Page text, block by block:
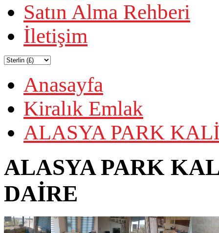
Satın Alma Rehberi
İletişim
Anasayfa
Kiralık Emlak
ALASYA PARK
ALASYA PARK
DAİRE